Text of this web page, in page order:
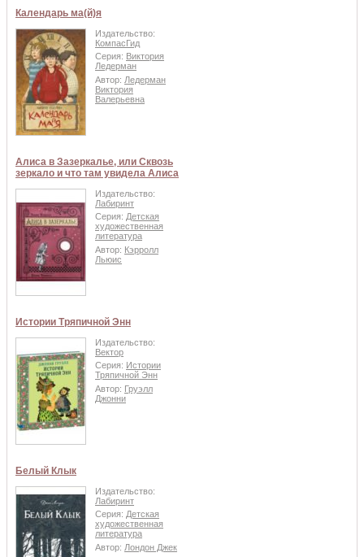
Календарь ма(й)я
Издательство:
КомпасГид
Серия: Виктория
Ледерман
Автор: Ледерман
Виктория
Валерьевна
Алиса в Зазеркалье, или Сквозь
зеркало и что там увидела Алиса
Издательство:
Лабиринт
Серия: Детская
художественная
литература
Автор: Кэрролл
Льюис
Истории Тряпичной Энн
Издательство:
Вектор
Серия: Истории
Тряпичной Энн
Автор: Груэлл
Джонни
Белый Клык
Издательство:
Лабиринт
Серия: Детская
художественная
литература
Автор: Лондон Джек